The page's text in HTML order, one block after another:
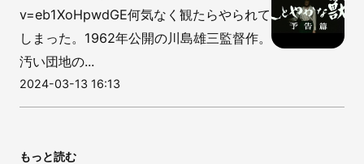
v=eb1XoHpwdGE何気なく観たらやられて
しまった。1962年公開の川島雄三監督作。
汚い団地の...
2024-03-13 16:13
もっと読む